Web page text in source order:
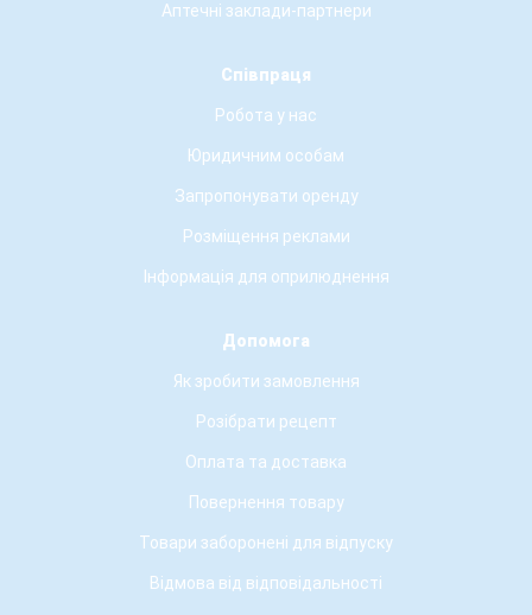
Аптечні заклади-партнери
Співпраця
Робота у нас
Юридичним особам
Запропонувати оренду
Розміщення реклами
Інформація для оприлюднення
Допомога
Як зробити замовлення
Розібрати рецепт
Оплата та доставка
Повернення товару
Товари заборонені для відпуску
Відмова від відповідальності